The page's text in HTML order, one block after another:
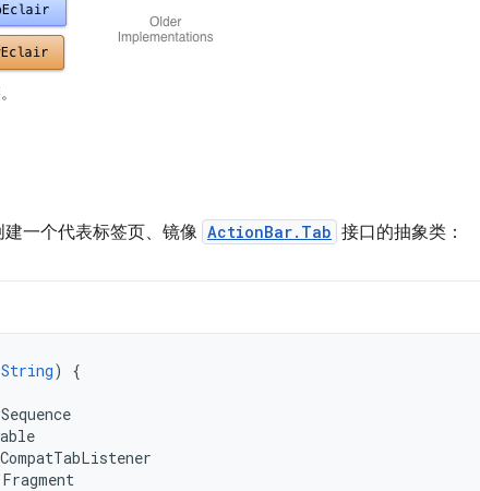
一个代表标签页、镜像 ActionBar.Tab 接口的抽象类：
String)
{
CompatTabListener
Fragment